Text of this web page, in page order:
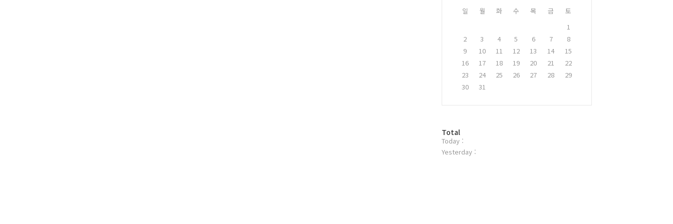
일 월 화 수 목 금
토
1
2
3 4 5 6 7
8
9
10 11 12 13 14
15
16
17 18 19 20 21
22
23
24 25 26 27 28
29
30
31
방
문
자
Total
Today :
Yesterday :